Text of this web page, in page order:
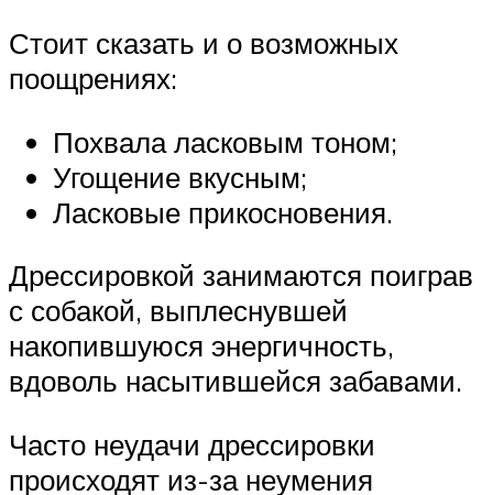
Стоит сказать и о возможных
поощрениях:
Похвала ласковым тоном;
Угощение вкусным;
Ласковые прикосновения.
Дрессировкой занимаются поиграв
с собакой, выплеснувшей
накопившуюся энергичность,
вдоволь насытившейся забавами.
Часто неудачи дрессировки
происходят из-за неумения